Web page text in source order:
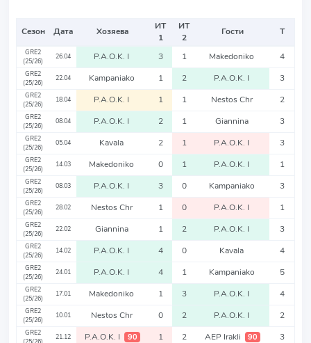
Сезон Дата Хозяева
ИТ
1
ИТ
2
Гости Т
GRE2
(25/26)
26.04 P.A.O.K. I 3 1 Makedoniko 4
GRE2
(25/26)
22.04 Kampaniako 1 2 P.A.O.K. I 3
GRE2
(25/26)
18.04 P.A.O.K. I 1 1 Nestos Chr 2
GRE2
(25/26)
08.04 P.A.O.K. I 2 1 Giannina 3
GRE2
(25/26)
05.04 Kavala 2 1 P.A.O.K. I 3
GRE2
(25/26)
14.03 Makedoniko 0 1 P.A.O.K. I 1
GRE2
(25/26)
08.03 P.A.O.K. I 3 0 Kampaniako 3
GRE2
(25/26)
28.02 Nestos Chr 1 0 P.A.O.K. I 1
GRE2
(25/26)
22.02 Giannina 1 2 P.A.O.K. I 3
GRE2
(25/26)
14.02 P.A.O.K. I 4 0 Kavala 4
GRE2
(25/26)
24.01 P.A.O.K. I 4 1 Kampaniako 5
GRE2
(25/26)
17.01 Makedoniko 1 3 P.A.O.K. I 4
GRE2
(25/26)
10.01 Nestos Chr 0 2 P.A.O.K. I 2
GRE2
21.12 P.A.O.K. I 90 1 2 AEP Irakli 90 3